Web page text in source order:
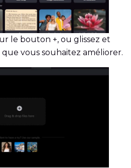
le bouton +, ou glissez et
vous souhaitez améliorer.